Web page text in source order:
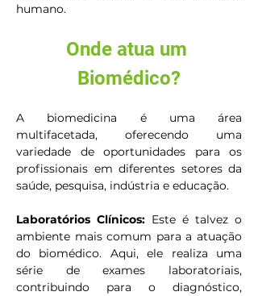
humano.
Onde atua um
Biomédico?
A biomedicina é uma área
multifacetada, oferecendo uma
variedade de oportunidades para os
profissionais em diferentes setores da
saúde, pesquisa, indústria e educação.
Laboratórios Clínicos: Este é talvez o
ambiente mais comum para a atuação
do biomédico. Aqui, ele realiza uma
série de exames laboratoriais,
contribuindo para o diagnóstico,